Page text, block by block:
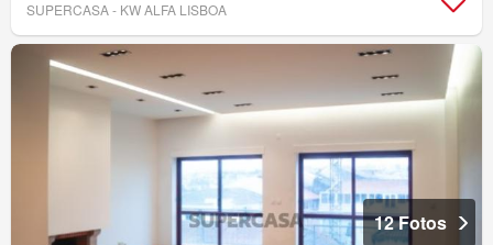
SUPERCASA - KW ALFA LISBOA
12 Fotos